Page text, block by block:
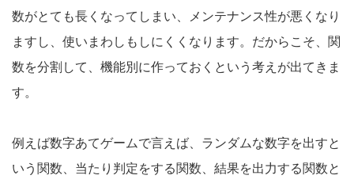
数がとても長くなってしまい、メンテナンス性が悪くなり
ますし、使いまわしもしにくくなります。だからこそ、関
数を分割して、機能別に作っておくという考えが出てきま
す。
例えば数字あてゲームで言えば、ランダムな数字を出すと
いう関数、当たり判定をする関数、結果を出力する関数と